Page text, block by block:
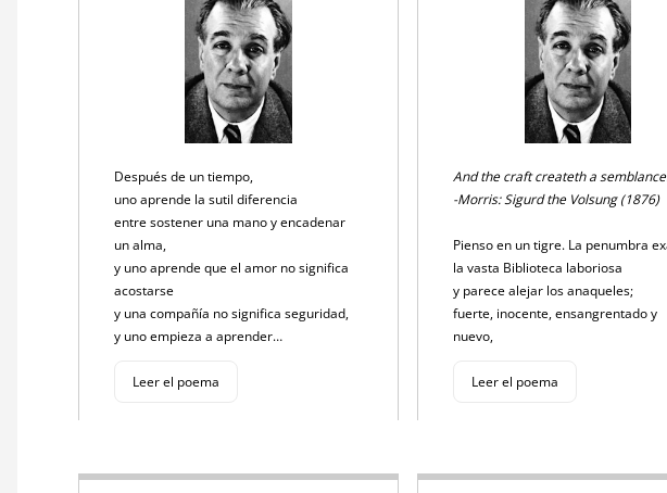
Después de un tiempo,
uno aprende la sutil diferencia
entre sostener una mano y encadenar
un alma,
y uno aprende que el amor no significa
acostarse
y una compañía no significa seguridad,
y uno empieza a aprender…
Leer el poema
And the craft createth a
-Morris: Sigurd the Volsung (1876)
Pienso en un tigre. La penumbra
la vasta Biblioteca laboriosa
y parece alejar los anaqueles;
fuerte, inocente, ensangrentado y
nuevo,
Leer el poema